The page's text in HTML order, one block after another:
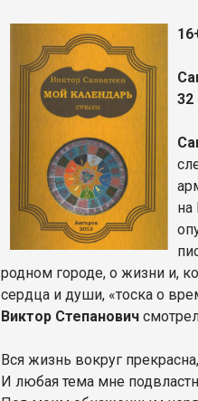
32
на
родном городе, о жизни и,
сердца и души, «тоска о
Виктор Степанович
Вся жизнь вокруг прекрасна,
И любая тема мне